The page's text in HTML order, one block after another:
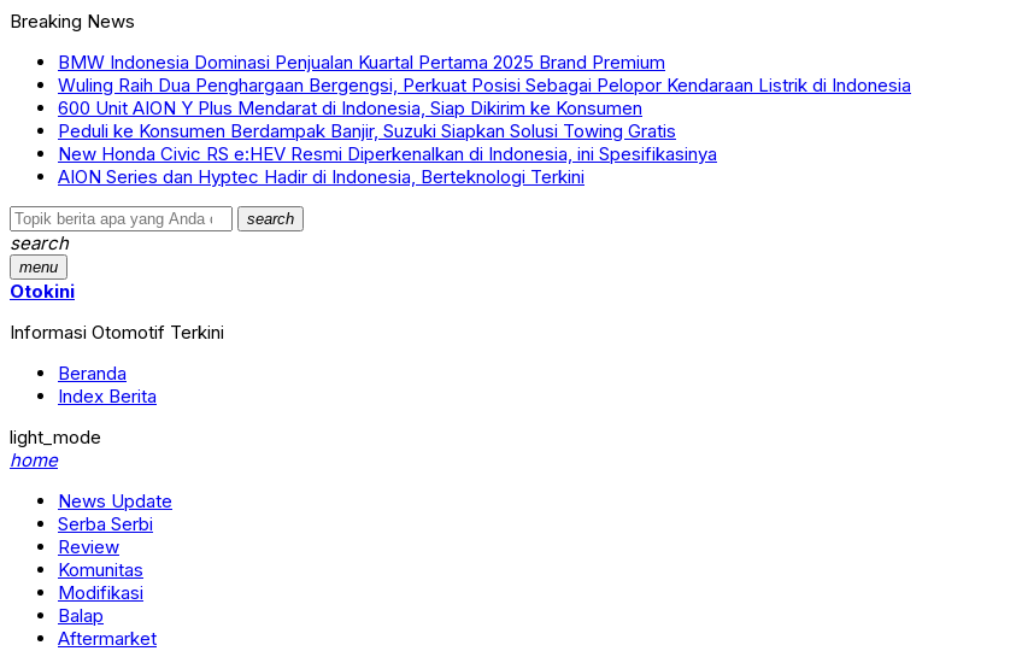
Breaking News
BMW Indonesia Dominasi Penjualan Kuartal Pertama 2025 Brand Premium
Wuling Raih Dua Penghargaan Bergengsi, Perkuat Posisi Sebagai Pelopor Kendaraan Listrik di Indonesia
600 Unit AION Y Plus Mendarat di Indonesia, Siap Dikirim ke Konsumen
Peduli ke Konsumen Berdampak Banjir, Suzuki Siapkan Solusi Towing Gratis
New Honda Civic RS e:HEV Resmi Diperkenalkan di Indonesia, ini Spesifikasinya
AION Series dan Hyptec Hadir di Indonesia, Berteknologi Terkini
search
search
menu
Otokini
Informasi Otomotif Terkini
Beranda
Index Berita
light_mode
home
News Update
Serba Serbi
Review
Komunitas
Modifikasi
Balap
Aftermarket